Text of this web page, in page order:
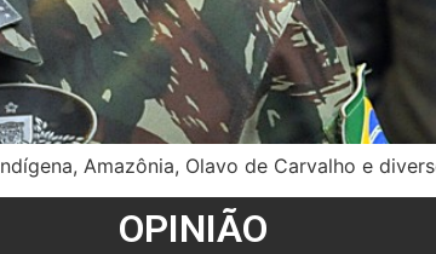
Amazônia, Olavo de Carvalho e
OPINIÃO